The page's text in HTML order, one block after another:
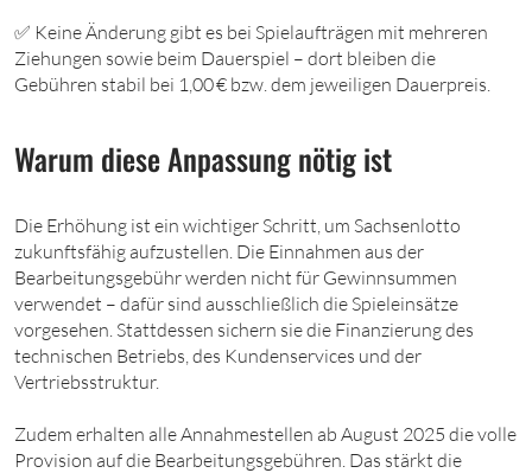
✅ Keine Änderung gibt es bei Spielaufträgen mit mehreren
Ziehungen sowie beim Dauerspiel – dort bleiben die
Gebühren stabil bei 1,00 € bzw. dem jeweiligen Dauerpreis.
Warum diese Anpassung nötig ist
Die Erhöhung ist ein wichtiger Schritt, um Sachsenlotto
zukunftsfähig aufzustellen. Die Einnahmen aus der
Bearbeitungsgebühr werden nicht für Gewinnsummen
verwendet – dafür sind ausschließlich die Spieleinsätze
vorgesehen. Stattdessen sichern sie die Finanzierung des
technischen Betriebs, des Kundenservices und der
Vertriebsstruktur.
Zudem erhalten alle Annahmestellen ab August 2025 die volle
Provision auf die Bearbeitungsgebühren. Das stärkt die